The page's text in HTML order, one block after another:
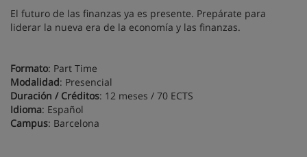
El futuro de las finanzas ya es presente. Prepárate para
liderar la nueva era de la economía y las finanzas.
Formato: Part Time
Modalidad: Presencial
Duración / Créditos: 12 meses / 70 ECTS
Idioma: Español
Campus: Barcelona